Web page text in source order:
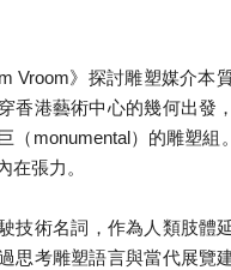
Vroom》探討雕塑媒介本
香港藝術中心的幾何出發，
（ monumental）的雕塑組
在張力。
技術名詞，作為人類肢體
思考雕塑語言與當代展覽